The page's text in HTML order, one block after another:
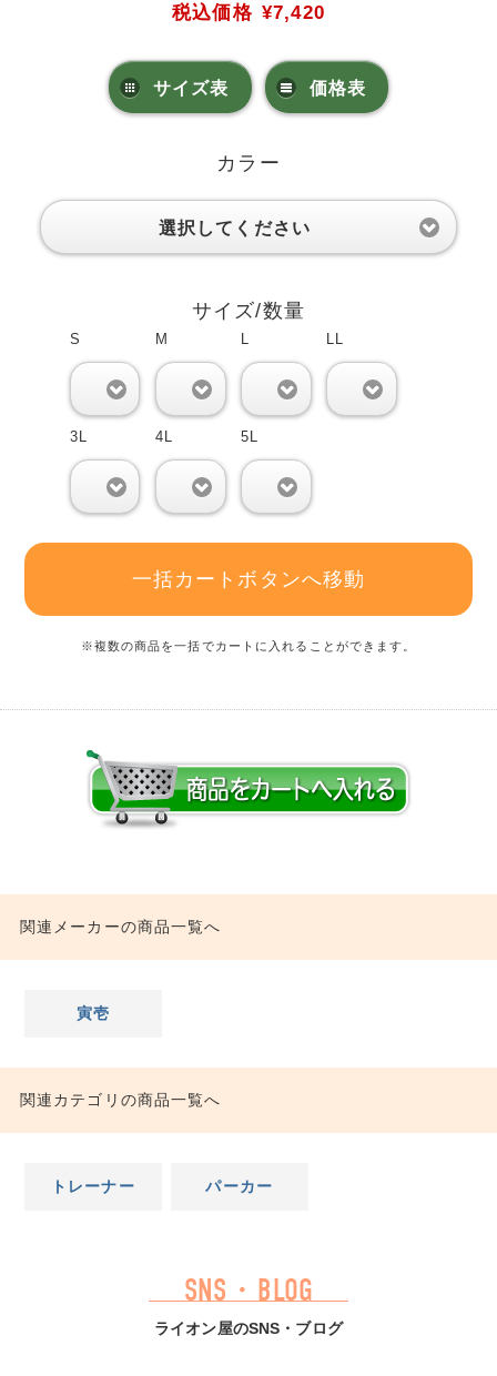
税込価格 ¥7,420
サイズ表 価格表
カラー
選択してください
サイズ/数量
S M L LL
3L 4L 5L
一括カートボタンへ移動
※複数の商品を一括でカートに入れることができます。
関連メーカーの商品一覧へ
寅壱
関連カテゴリの商品一覧へ
トレーナー パーカー
SNS・BLOG
ライオン屋のSNS・ブログ